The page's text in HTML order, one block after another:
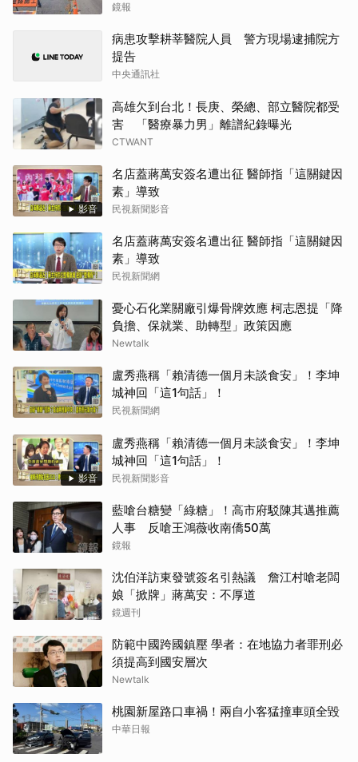
鏡報
病患攻擊耕莘醫院人員 警方現場逮捕院方
提告
中央通訊社
高雄欠到台北！長庚、榮總、部立醫院都受
害 「醫療暴力男」離譜紀錄曝光
CTWANT
影音
名店蓋蔣萬安簽名遭出征 醫師指「這關鍵因
素」導致
民視新聞影音
名店蓋蔣萬安簽名遭出征 醫師指「這關鍵因
素」導致
民視新聞網
憂心石化業關廠引爆骨牌效應 柯志恩提「降
負擔、保就業、助轉型」政策因應
Newtalk
盧秀燕稱「賴清德一個月未談食安」！李坤
城神回「這1句話」！
民視新聞網
影音
盧秀燕稱「賴清德一個月未談食安」！李坤
城神回「這1句話」！
民視新聞影音
藍嗆台糖變「綠糖」！高市府駁陳其邁推薦
人事 反嗆王鴻薇收南僑50萬
鏡報
沈伯洋訪東發號簽名引熱議 詹江村嗆老闆
娘「掀牌」蔣萬安：不厚道
鏡週刊
防範中國跨國鎮壓 學者：在地協力者罪刑必
須提高到國安層次
Newtalk
桃園新屋路口車禍！兩自小客猛撞車頭全毀
中華日報